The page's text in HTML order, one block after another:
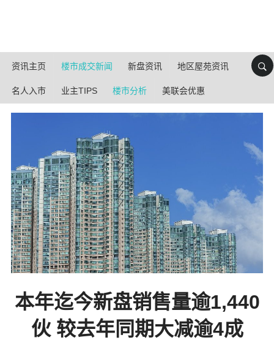
资讯主页 楼市成交新闻 新盘资讯 地区屋苑资讯
名人入市 业主TIPS 楼市分析 美联会优惠
本年迄今新盘销售量逾1,440
伙 较去年同期大减逾4成